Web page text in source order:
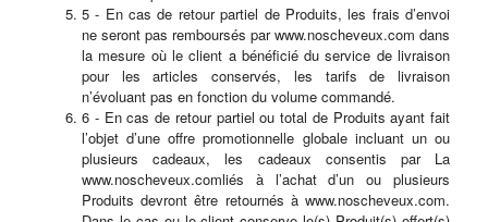
5 - En cas de retour partiel de Produits, les frais d’envoi
ne seront pas remboursés par www.noscheveux.com dans
la mesure où le client a bénéficié du service de livraison
pour les articles conservés, les tarifs de livraison
n’évoluant pas en fonction du volume commandé.
6 - En cas de retour partiel ou total de Produits ayant fait
l’objet d’une offre promotionnelle globale incluant un ou
plusieurs cadeaux, les cadeaux consentis par La
www.noscheveux.comliés à l’achat d’un ou plusieurs
Produits devront être retournés à www.noscheveux.com.